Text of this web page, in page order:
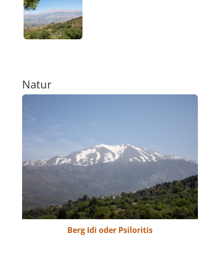
Natur
Berg Idi oder Psiloritis